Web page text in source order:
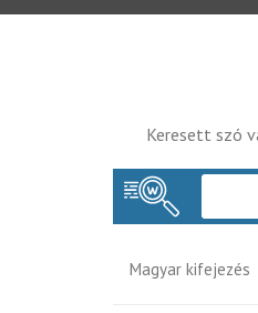
Keresett szó
Magyar kifejezés